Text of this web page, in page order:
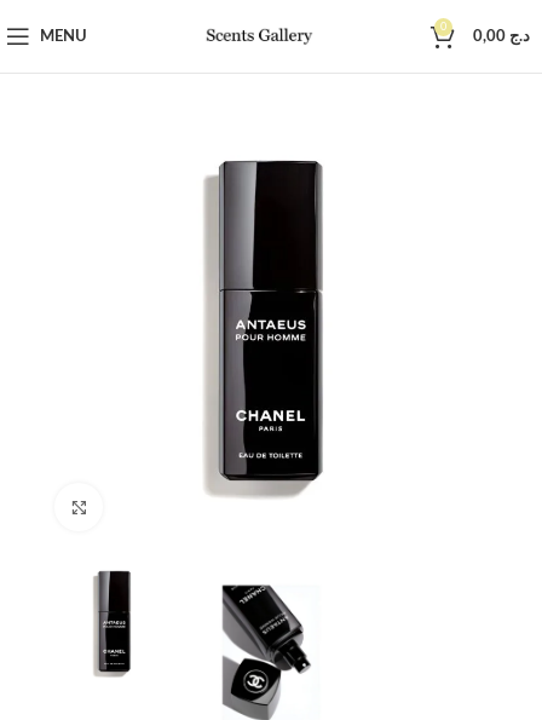
MENU
0
د.ج